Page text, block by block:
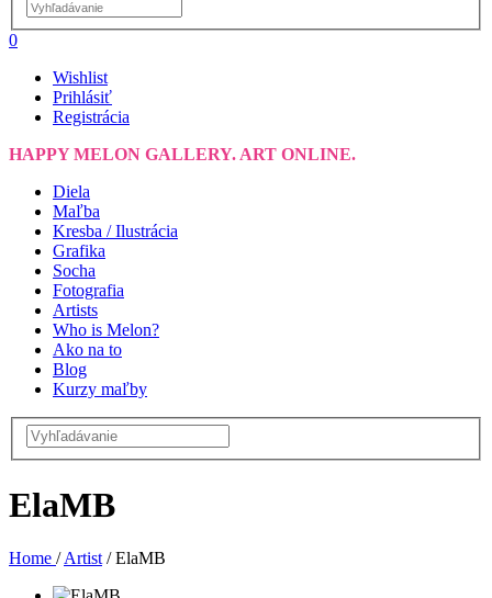
0
Wishlist
Prihlásiť
Registrácia
HAPPY MELON GALLERY. ART ONLINE.
Diela
Maľba
Kresba / Ilustrácia
Grafika
Socha
Fotografia
Artists
Who is Melon?
Ako na to
Blog
Kurzy maľby
ElaMB
Home / Artist /ElaMB